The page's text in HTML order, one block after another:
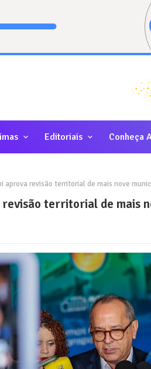
Editoriais Conheça
aprova revisão territorial de mais nove
territorial de mais